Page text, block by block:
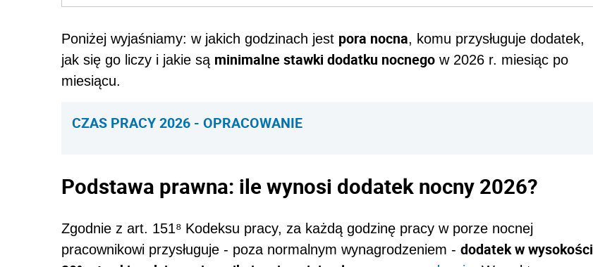
Poniżej wyjaśniamy: w jakich godzinach jest pora nocna, komu przysługuje dodatek,
jak się go liczy i jakie są minimalne stawki dodatku nocnego w 2026 r. miesiąc po
miesiącu.
CZAS PRACY 2026 - OPRACOWANIE
Podstawa prawna: ile wynosi dodatek nocny 2026?
Zgodnie z art. 151⁸ Kodeksu pracy, za każdą godzinę pracy w porze nocnej
pracownikowi przysługuje - poza normalnym wynagrodzeniem - dodatek w wysokości